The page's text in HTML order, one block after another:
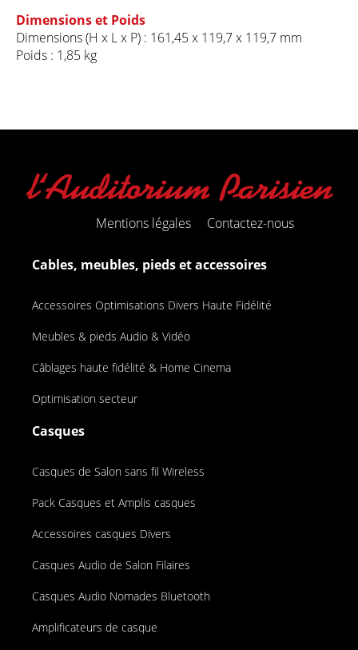
Dimensions et Poids
Dimensions (H x L x P) : 161,45 x 119,7 x 119,7 mm
Poids : 1,85 kg
Mentions légales Contactez-nous
Cables, meubles, pieds et accessoires
Accessoires Optimisations Divers Haute Fidélité
Meubles & pieds Audio & Vidéo
Câblages haute fidélité & Home Cinema
Optimisation secteur
Casques
Casques de Salon sans fil Wireless
Pack Casques et Amplis casques
Accessoires casques Divers
Casques Audio de Salon Filaires
Casques Audio Nomades Bluetooth
Amplificateurs de casque